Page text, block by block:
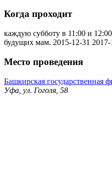
Когда проходит
каждую субботу в 11:00 и
будущих мам. 2015-12-31 2017-
Место проведения
Башкирская государственная
Уфа, ул. Гоголя, 58